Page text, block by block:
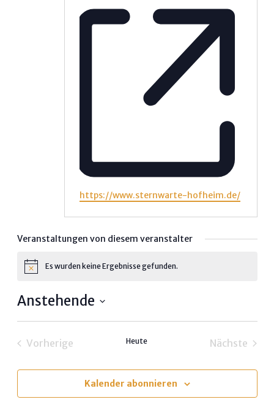
Webseite
https://www.sternwarte-hofheim.de/
Veranstaltungen von diesem veranstalter
HinweisEs wurden keine Ergebnisse gefunden.
Anstehende
Vorherige
Heute
Nächste
Kalender abonnieren